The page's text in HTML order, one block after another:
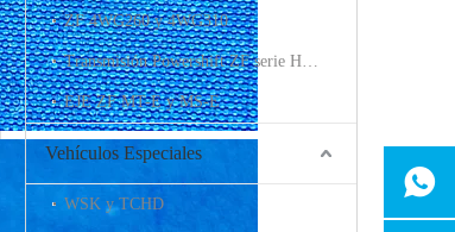
ZF 4WG260 y 4WG310
Transmisión Powershift ZF serie HL 2HL270 2HL290
EJE ZF MT-E y MS-E
Vehículos Especiales
WSK y TCHD